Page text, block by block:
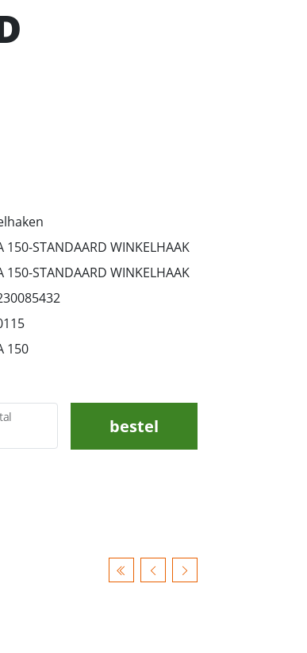
150-STANDAARD WINKELHAAK
150-STANDAARD WINKELHAAK
150
bestel